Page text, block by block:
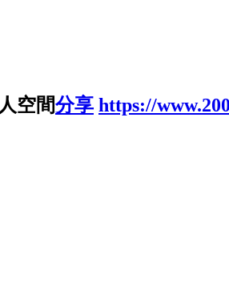
空間分享 https://